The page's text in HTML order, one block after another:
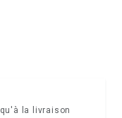
la livraison